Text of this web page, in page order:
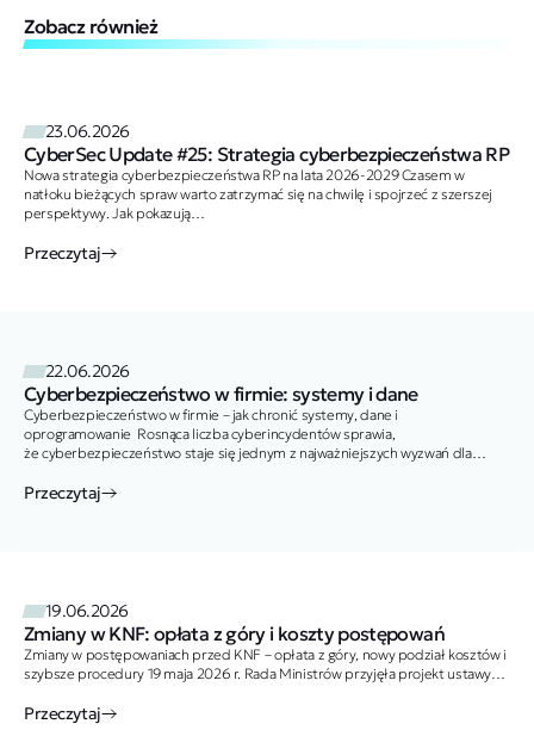
Zobacz również
23.06.2026
CyberSec Update #25: Strategia cyberbezpieczeństwa RP
Nowa strategia cyberbezpieczeństwa RP na lata 2026-2029 Czasem w
natłoku bieżących spraw warto zatrzymać się na chwilę i spojrzeć z szerszej
perspektywy. Jak pokazują…
Przeczytaj
22.06.2026
Cyberbezpieczeństwo w firmie: systemy i dane
Cyberbezpieczeństwo w firmie – jak chronić systemy, dane i
oprogramowanie Rosnąca liczba cyberincydentów sprawia,
że cyberbezpieczeństwo staje się jednym z najważniejszych wyzwań dla
Przeczytaj
19.06.2026
Zmiany w KNF: opłata z góry i koszty postępowań
Zmiany w postępowaniach przed KNF – opłata z góry, nowy podział kosztów i
szybsze procedury 19 maja 2026 r. Rada Ministrów przyjęła projekt ustawy…
Przeczytaj